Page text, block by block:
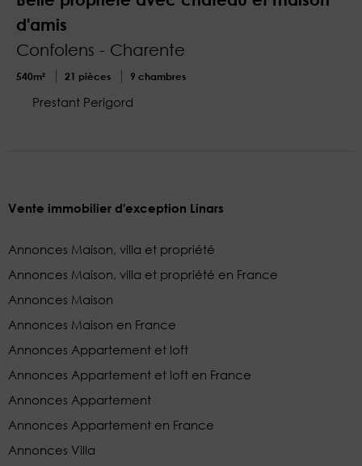
d'amis
Confolens - Charente
540m² 21 pièces 9 chambres
Prestant Perigord
Vente immobilier d'exception Linars
Annonces Maison, villa et propriété
Annonces Maison, villa et propriété en France
Annonces Maison
Annonces Maison en France
Annonces Appartement et loft
Annonces Appartement et loft en France
Annonces Appartement
Annonces Appartement en France
Annonces Villa